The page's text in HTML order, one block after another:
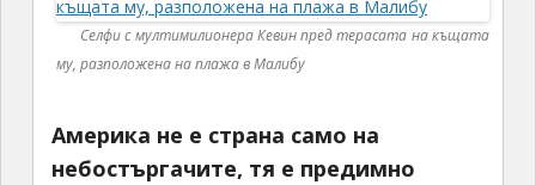
Селфи с мултимилионера Кевин пред терасата на къщата
му, разположена на плажа в Малибу
Америка не е страна само на
небостъргачите, тя е предимно